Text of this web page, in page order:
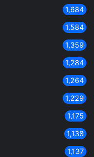
1,684
1,584
1,359
1,284
1,264
1,229
1,175
1,138
1,137